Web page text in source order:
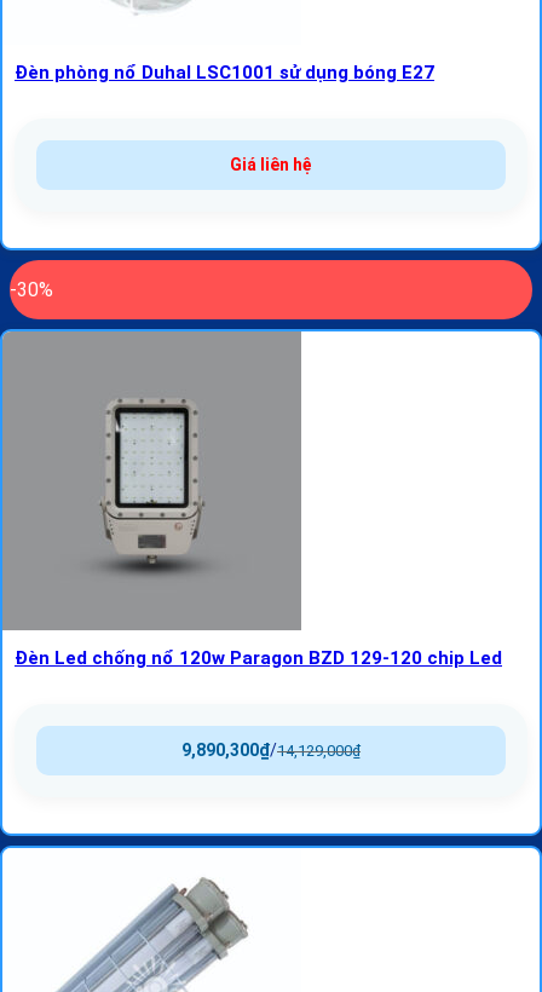
Đèn phòng nổ Duhal LSC1001 sử dụng bóng E27
Giá liên hệ
-30%
Đèn Led chống nổ 120w Paragon BZD 129-120 chip Led
14,129,000₫
/
9,890,300₫